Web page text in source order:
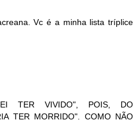
Vc é a minha lista tríplice
TER VIVIDO", POIS, DO
TER MORRIDO". COMO NÃO